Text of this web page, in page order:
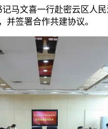
马文喜一行赴密云区人
签署合作共建协议。